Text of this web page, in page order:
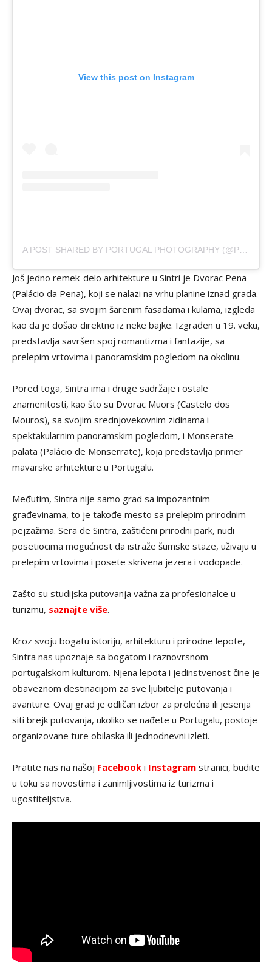
View this post on Instagram
Još jedno remek-delo arhitekture u Sintri je Dvorac Pena
(Palácio da Pena), koji se nalazi na vrhu planine iznad grada.
Ovaj dvorac, sa svojim šarenim fasadama i kulama, izgleda
kao da je došao direktno iz neke bajke. Izgrađen u 19. veku,
predstavlja savršen spoj romantizma i fantazije, sa
prelepim vrtovima i panoramskim pogledom na okolinu.
Pored toga, Sintra ima i druge sadržaje i ostale
znamenitosti, kao što su Dvorac Muors (Castelo dos
Mouros), sa svojim srednjovekovnim zidinama i
spektakularnim panoramskim pogledom, i Monserate
palata (Palácio de Monserrate), koja predstavlja primer
mavarske arhitekture u Portugalu.
Međutim, Sintra nije samo grad sa impozantnim
građevinama, to je takođe mesto sa prelepim prirodnim
pejzažima. Sera de Sintra, zaštićeni prirodni park, nudi
posetiocima mogućnost da istraže šumske staze, uživaju u
prelepim vrtovima i posete skrivena jezera i vodopade.
Zašto su studijska putovanja važna za profesionalce u
turizmu, saznajte više.
Kroz svoju bogatu istoriju, arhitekturu i prirodne lepote,
Sintra nas upoznaje sa bogatom i raznovrsnom
portugalskom kulturom. Njena lepota i jedinstvenost čine je
obaveznom destinacijom za sve ljubitelje putovanja i
avanture. Ovaj grad je odličan izbor za prolećna ili jesenja
siti brejk putovanja, ukoliko se nađete u Portugalu, postoje
organizovane ture obilaska ili jednodnevni izleti.
Pratite nas na našoj Facebook i Instagram stranici, budite
u toku sa novostima i zanimljivostima iz turizma i
ugostiteljstva.